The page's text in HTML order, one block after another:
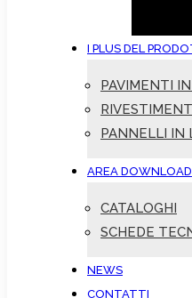
I PLUS DEL
PAVIMENTI
PANNELLI IN
AREA DOWNLOAD
CATALOGHI
SCHEDE
NEWS
CONTATTI